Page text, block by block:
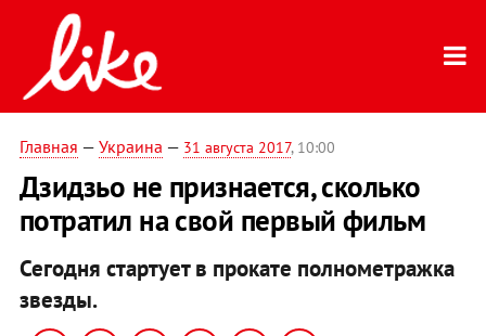
Главная — Украина — 31 августа 2017, 10:00
Дзидзьо не признается, сколько
потратил на свой первый фильм
Сегодня стартует в прокате полнометражка
звезды.